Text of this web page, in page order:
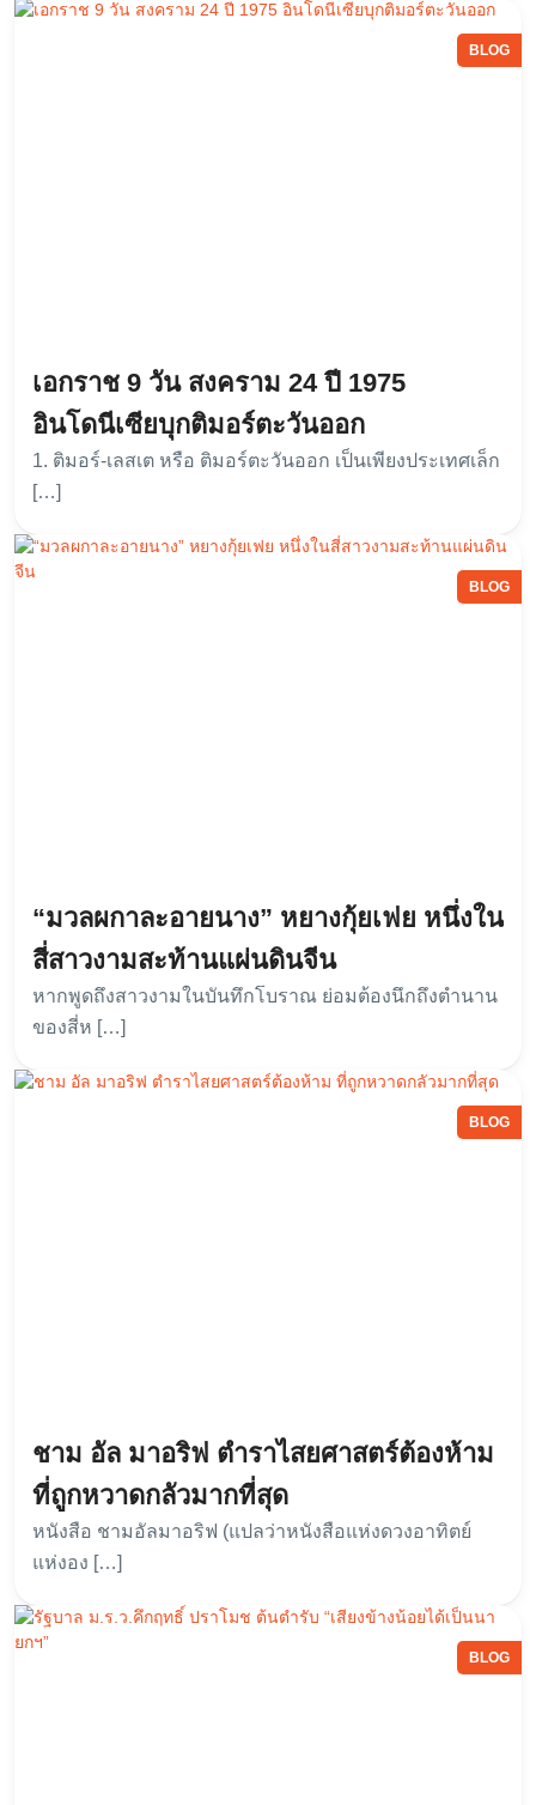
BLOG
เอกราช 9 วัน สงคราม 24 ปี 1975
อินโดนีเซียบุกติมอร์ตะวันออก
1. ติมอร์-เลสเต หรือ ติมอร์ตะวันออก เป็นเพียงประเทศเล็ก
[…]
BLOG
“มวลผกาละอายนาง” หยางกุ้ยเฟย หนึ่งใน
สี่สาวงามสะท้านแผ่นดินจีน
หากพูดถึงสาวงามในบันทึกโบราณ ย่อมต้องนึกถึงตำนาน
ของสี่ห […]
BLOG
ชาม อัล มาอริฟ ตำราไสยศาสตร์ต้องห้าม
ที่ถูกหวาดกลัวมากที่สุด
หนังสือ ชามอัลมาอริฟ (แปลว่าหนังสือแห่งดวงอาทิตย์
แห่งอง […]
BLOG